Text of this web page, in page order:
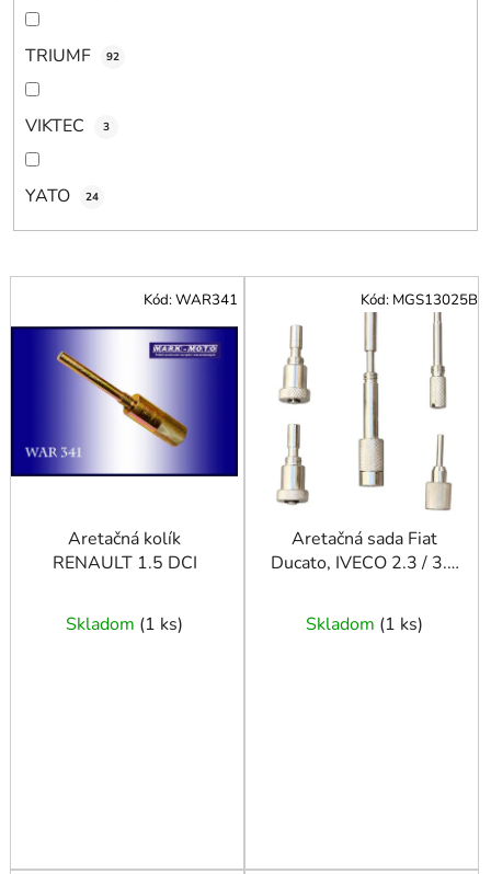
TRIUMF 92
VIKTEC 3
YATO 24
V
ý
o
Aretačná kolík
RENAULT 1.5 DCI
Skladom (1 ks)
Kód:WAR341
Aretačná sada Fiat
Ducato, IVECO 2.3 / 3.0
Skladom (1 ks)
Kód: MGS13025B